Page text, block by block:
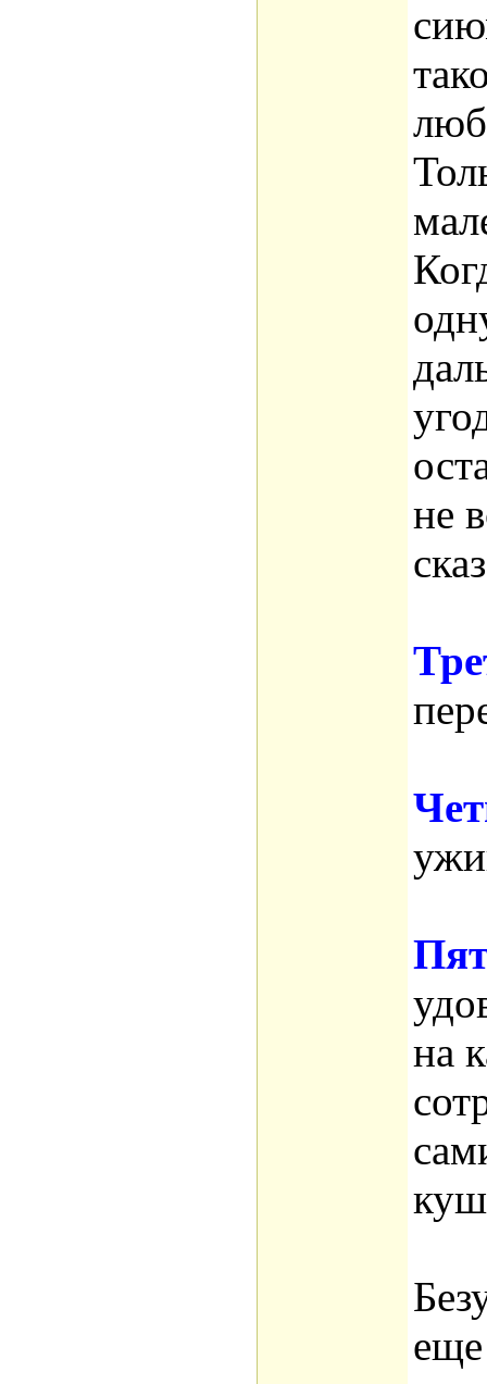
не
на